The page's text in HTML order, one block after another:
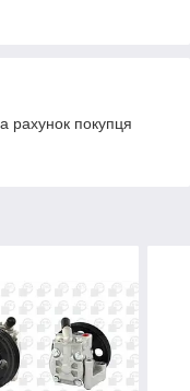
рахунок покупця